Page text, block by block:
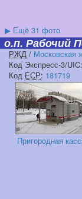
▶ Ещё 31 фото
о.п. Рабочий
РЖД / Московская
Код Экспресс-3/
Код ЕСР: 181719
Пригородная